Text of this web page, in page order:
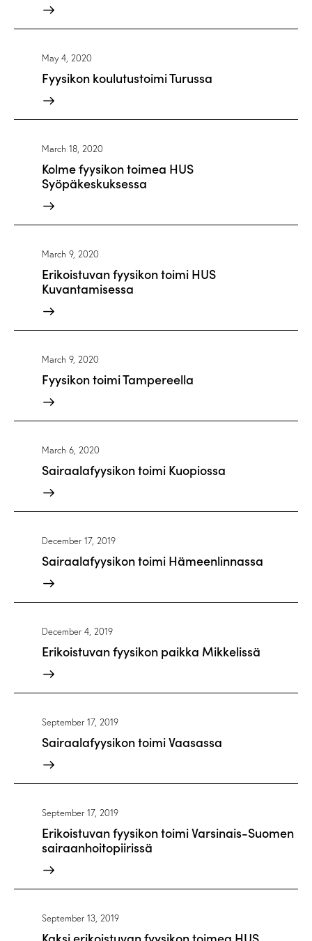
May 4, 2020
Fyysikon koulutustoimi Turussa
March 18, 2020
Kolme fyysikon toimea HUS
Syöpäkeskuksessa
March 9, 2020
Erikoistuvan fyysikon toimi HUS
Kuvantamisessa
March 9, 2020
Fyysikon toimi Tampereella
March 6, 2020
Sairaalafyysikon toimi Kuopiossa
December 17, 2019
Sairaalafyysikon toimi Hämeenlinnassa
December 4, 2019
Erikoistuvan fyysikon paikka Mikkelissä
September 17, 2019
Sairaalafyysikon toimi Vaasassa
September 17, 2019
Erikoistuvan fyysikon toimi Varsinais-Suomen
sairaanhoitopiirissä
September 13, 2019